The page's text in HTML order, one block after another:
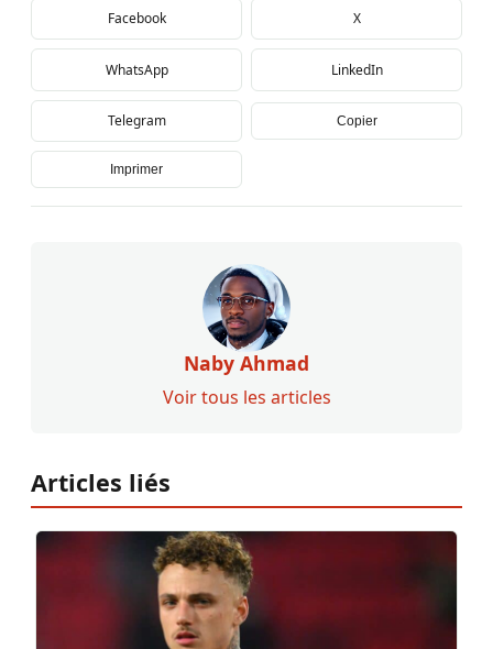
Facebook X
WhatsApp LinkedIn
Telegram Copier
Imprimer
Naby Ahmad
Voir tous les articles
Articles liés